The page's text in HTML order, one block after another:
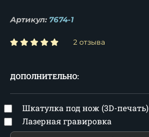
Артикул: 7674-1
2 отзыва
ДОПОЛНИТЕЛЬНО:
Шкатулка под нож (3D-печать)
Лазерная гравировка